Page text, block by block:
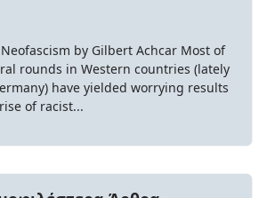
by Gilbert Achcar Most of
rounds in Western countries (lately
have yielded worrying results
of racist...